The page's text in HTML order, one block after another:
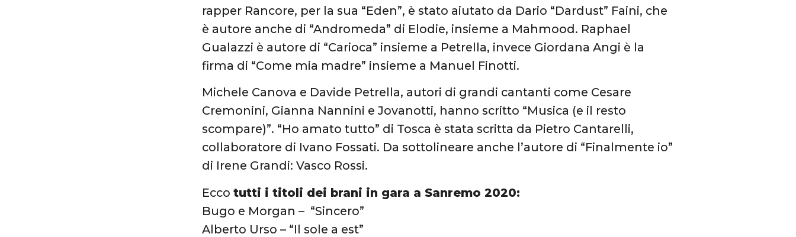
rapper Rancore, per la sua “Eden”, è stato aiutato da Dario “Dardust” Faini, che
è autore anche di “Andromeda” di Elodie, insieme a Mahmood. Raphael
Gualazzi è autore di “Carioca” insieme a Petrella, invece Giordana Angi è la
firma di “Come mia madre” insieme a Manuel Finotti.
Michele Canova e Davide Petrella, autori di grandi cantanti come Cesare
Cremonini, Gianna Nannini e Jovanotti, hanno scritto “Musica (e il resto
scompare)”. “Ho amato tutto” di Tosca è stata scritta da Pietro Cantarelli,
collaboratore di Ivano Fossati. Da sottolineare anche l’autore di “Finalmente io”
di Irene Grandi: Vasco Rossi.
Eccotutti i titoli dei brani in gara a Sanremo 2020:
Bugo e Morgan – “Sincero”
Alberto Urso – “Il sole a est”